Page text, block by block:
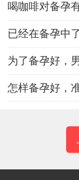
喝咖啡对备孕
已经在备孕中
为了备孕好，
怎样备孕好，